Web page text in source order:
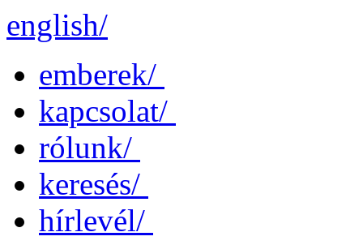
english/
emberek/
kapcsolat/
rólunk/
keresés/
hírlevél/